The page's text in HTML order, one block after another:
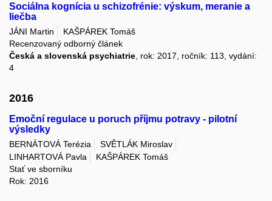
Sociálna kognícia u schizofrénie: výskum, meranie a
liečba
JÁNI Martin
KAŠPÁREK Tomáš
Recenzovaný odborný článek
Česká a slovenská psychiatrie, rok: 2017, ročník: 113, vydání:
4
2016
Emoční regulace u poruch příjmu potravy - pilotní
výsledky
BERNÁTOVÁ Terézia
SVĚTLÁK Miroslav
LINHARTOVÁ Pavla
KAŠPÁREK Tomáš
Stať ve sborníku
Rok: 2016